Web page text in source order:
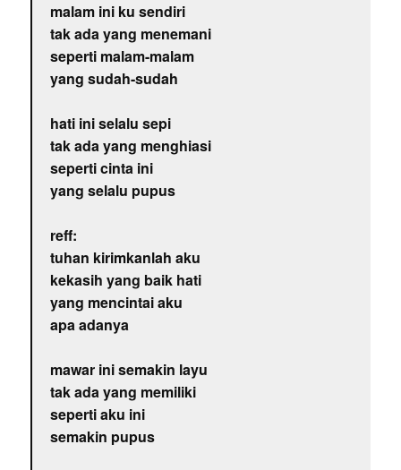
malam ini ku sendiri
tak ada yang menemani
seperti malam-malam
yang sudah-sudah
hati ini selalu sepi
tak ada yang menghiasi
seperti cinta ini
yang selalu pupus
reff:
tuhan kirimkanlah aku
kekasih yang baik hati
yang mencintai aku
apa adanya
mawar ini semakin layu
tak ada yang memiliki
seperti aku ini
semakin pupus